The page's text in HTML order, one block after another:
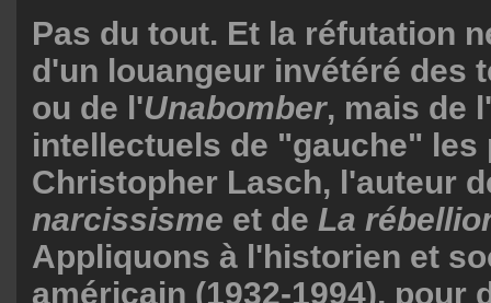
Pas du tout. Et la réfutation
d'un louangeur invétéré des
ou de l'Unabomber, mais de
intellectuels de "gauche" les
Christopher Lasch, l'auteur
narcissisme et de La
Appliquons à l'historien et
américain (1932-1994), pour